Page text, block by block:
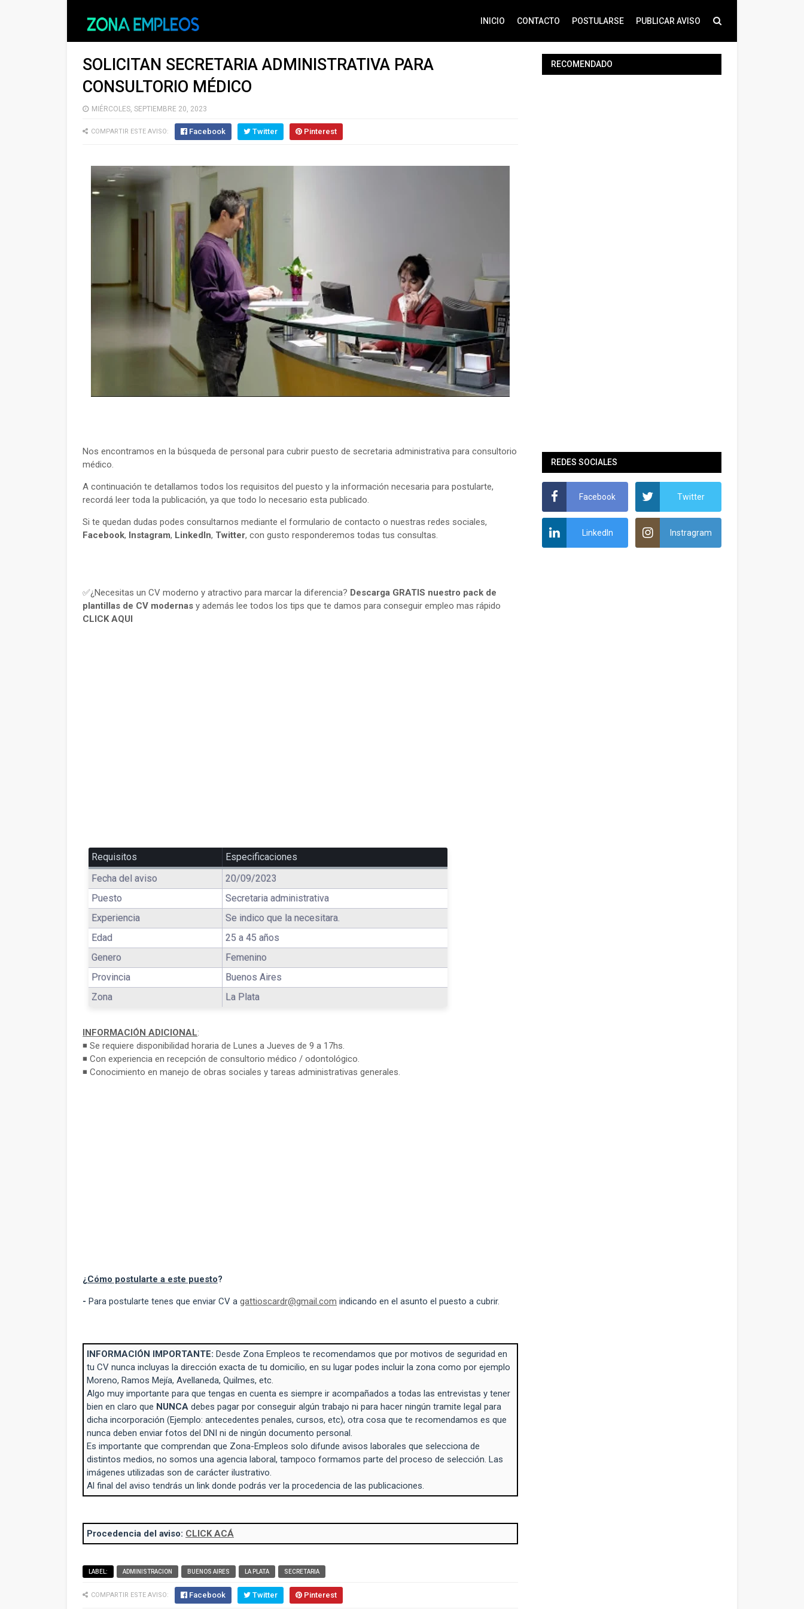
INICIO CONTACTO POSTULARSE PUBLICAR AVISO
SOLICITAN SECRETARIA ADMINISTRATIVA PARA
CONSULTORIO MÉDICO
MIÉRCOLES, SEPTIEMBRE 20, 2023
COMPARTIR ESTE AVISO: Facebook Twitter Pinterest
Nos encontramos en la búsqueda de personal para cubrir puesto de secretaria administrativa para consultorio
médico.
A continuación te detallamos todos los requisitos del puesto y la información necesaria para postularte,
recordá leer toda la publicación, ya que todo lo necesario esta publicado.
Si te quedan dudas podes consultarnos mediante el formulario de contacto o nuestras redes sociales,
Facebook, Instagram, LinkedIn, Twitter, con gusto responderemos todas tus consultas.
✅¿Necesitas un CV moderno y atractivo para marcar la diferencia? Descarga GRATIS nuestro pack de
plantillas de CV modernas y además lee todos los tips que te damos para conseguir empleo mas rápido
CLICK AQUI
Requisitos
Especificaciones
Fecha del aviso
20/09/2023
Puesto
Secretaria administrativa
Experiencia
Se indico que la necesitara.
Edad
25 a 45 años
Genero
Femenino
Provincia
Buenos Aires
Zona
La Plata
INFORMACIÓN ADICIONAL:
◾ Se requiere disponibilidad horaria de Lunes a Jueves de 9 a 17hs.
◾ Con experiencia en recepción de consultorio médico / odontológico.
◾ Conocimiento en manejo de obras sociales y tareas administrativas generales.
¿ Cómo postularte a este puesto?
- Para postularte tenes que enviar CV a gattioscardr@gmail.com indicando en el asunto el puesto a cubrir.
INFORMACIÓN IMPORTANTE: Desde Zona Empleos te recomendamos que por motivos de seguridad en
tu CV nunca incluyas la dirección exacta de tu domicilio, en su lugar podes incluir la zona como por ejemplo
Moreno, Ramos Mejía, Avellaneda, Quilmes, etc.
Algo muy importante para que tengas en cuenta es siempre ir acompañados a todas las entrevistas y tener
bien en claro que NUNCA debes pagar por conseguir algún trabajo ni para hacer ningún tramite legal para
dicha incorporación (Ejemplo: antecedentes penales, cursos, etc), otra cosa que te recomendamos es que
nunca deben enviar fotos del DNI ni de ningún documento personal.
Es importante que comprendan que Zona-Empleos solo difunde avisos laborales que selecciona de
distintos medios, no somos una agencia laboral, tampoco formamos parte del proceso de selección. Las
imágenes utilizadas son de carácter ilustrativo.
Al final del aviso tendrás un link donde podrás ver la procedencia de las publicaciones.
Procedencia del aviso: CLICK ACÁ
LABEL: ADMINISTRACION BUENOS AIRES LA PLATA SECRETARIA
COMPARTIR ESTE AVISO: Facebook Twitter Pinterest
RECOMENDADO
REDES SOCIALES
Facebook Twitter
LinkedIn Instragram